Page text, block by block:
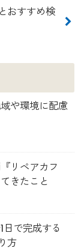
おすすめ検
や環境に配慮
リペアカフ
きたこと
で完成する
方